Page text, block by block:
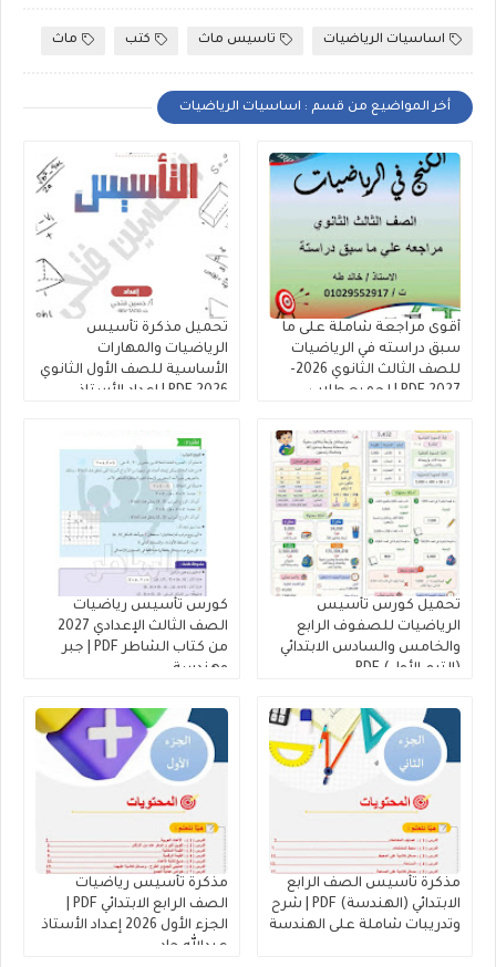
اساسيات الرياضيات تاسيس ماث كتب ماث
أخر المواضيع من قسم : اساسيات الرياضيات
أقوى مراجعة شاملة على ما
سبق دراسته في الرياضيات
للصف الثالث الثانوي 2026-
2027 PDF | لجميع طلاب
تحميل مذكرة تأسيس
الرياضيات والمهارات
الأساسية للصف الأول الثانوي
2026 PDF | إعداد الأستاذ
تحميل كورس تأسيس
الرياضيات للصفوف الرابع
والخامس والسادس الابتدائي
(الترم الأول) PDF
كورس تأسيس رياضيات
الصف الثالث الإعدادي 2027
من كتاب الشاطر PDF | جبر
وهندسة
مذكرة تأسيس الصف الرابع
الابتدائي (الهندسة) PDF | شرح
وتدريبات شاملة على الهندسة
مذكرة تأسيس رياضيات
الصف الرابع الابتدائي PDF |
الجزء الأول 2026 إعداد الأستاذ
عبدالله جاد